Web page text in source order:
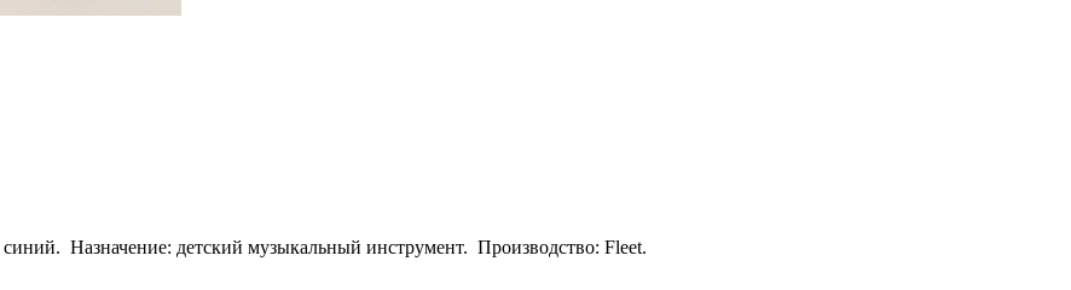
Назначение: детский музыкальный инструмент. Производство: Fleet.